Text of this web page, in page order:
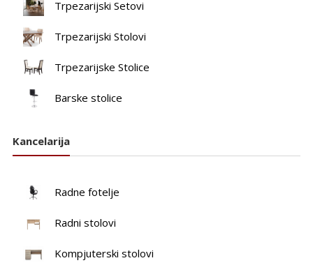
Trpezarijski Setovi
Trpezarijski Stolovi
Trpezarijske Stolice
Barske stolice
Kancelarija
Radne fotelje
Radni stolovi
Kompjuterski stolovi